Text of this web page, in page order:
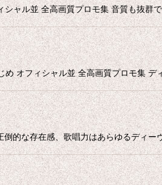
ャル並 全高画質プロモ集 音質も抜
オフィシャル並 全高画質プロモ集
的な存在感、歌唱力はあらゆるディ